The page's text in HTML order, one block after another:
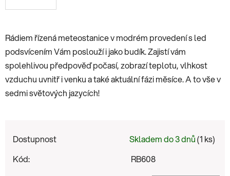
Rádiem řízená meteostanice v modrém provedení s led
podsvícením Vám poslouží i jako budík. Zajistí vám
spolehlivou předpověď počasí, zobrazí teplotu, vlhkost
vzduchu uvnitř i venku a také aktuální fázi měsíce. A to vše v
sedmi světových jazycích!
Dostupnost Skladem do 3 dnů(1 ks)
Kód:
RB608